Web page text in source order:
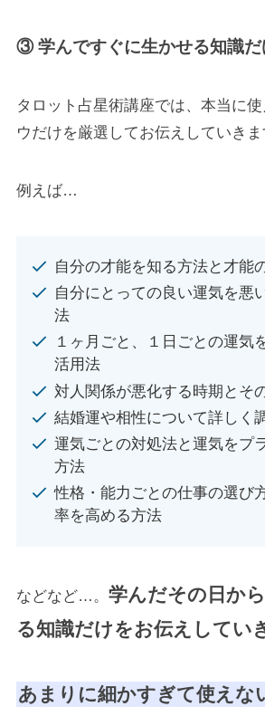
③ 学んですぐに生かせる知識だ
タロット占星術講座では、本当に
ウだけを厳選してお伝えしていきま
例えば…
自分の才能を知る方法と才能
自分にとっての良い運気を悪
法
１ヶ月ごと、１日ごとの運気
活用法
対人関係が悪化する時期とそ
結婚運や相性について詳しく
運気ごとの対処法と運気をプ
方法
性格・能力ごとの仕事の選び
率を高める方法
などなど…。 学んだその日か
る知識だけをお伝えしてい
あまりに細かすぎて使えな